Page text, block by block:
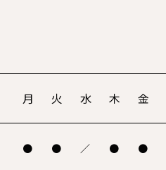
月 火 水 木 金
● ● ／ ● ●